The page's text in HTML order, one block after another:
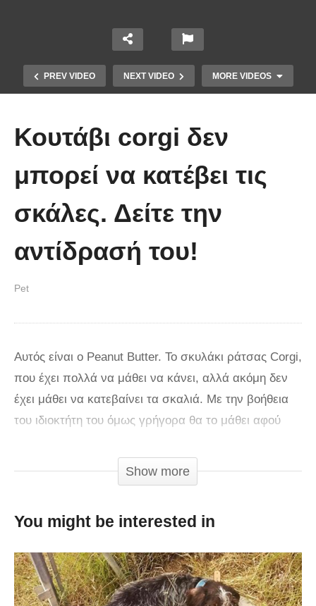
PREV VIDEO NEXT VIDEO MORE VIDEOS
στον κόσμο!! (Video)
Κουτάβι corgi δεν
μπορεί να κατέβει τις
σκάλες. Δείτε την
αντίδρασή του!
Pet
Αυτός είναι ο Peanut Butter. Το σκυλάκι ράτσας Corgi,
που έχει πολλά να μάθει να κάνει, αλλά ακόμη δεν
έχει μάθει να κατεβαίνει τα σκαλιά. Με την βοήθεια
του ιδιοκτήτη του όμως γρήγορα θα το μάθει αφού
εννέα μηνών σκυλάκι κάθεται στην άκρη της σκάλας
και προσπαθεί να ακολουθήσει τον ιδιοκτήτη του. Το
να αποφύγει να κατέβει. Με λίγη όμως προσπάθεια
μικρός και δεν έχει κατεβεί ποτέ πριν, έτσι δεν έχει
ιδέα πως να το κάνει. Δικαιούται λοιπόν να νιώθει
Show more
You might be interested in